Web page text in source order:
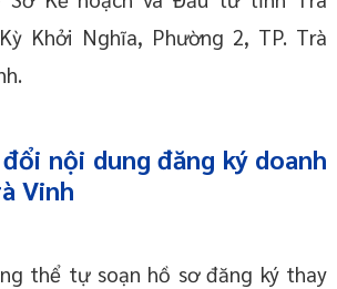
Khởi Nghĩa, Phường 2, TP. Trà
nội dung đăng ký doanh
Vinh
thể tự soạn hồ sơ đăng ký thay